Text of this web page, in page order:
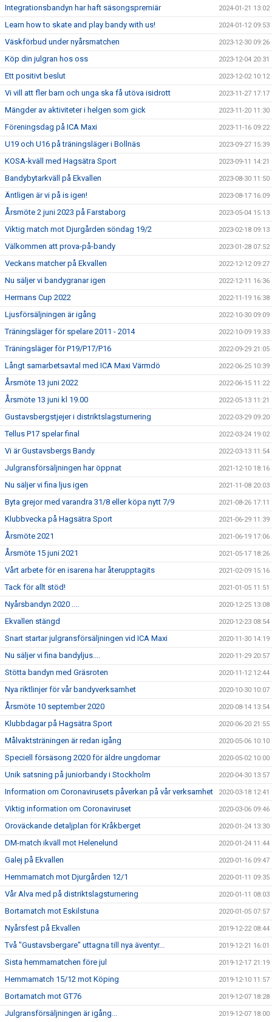
Integrationsbandyn har haft säsongspremiär 2024-01-21 13:02
Learn how to skate and play bandy with us! 2024-01-12 09:53
Väskförbud under nyårsmatchen 2023-12-30 09:26
Köp din julgran hos oss 2023-12-04 20:31
Ett positivt beslut 2023-12-02 10:12
Vi vill att fler barn och unga ska få utöva isidrott 2023-11-27 17:17
Mängder av aktiviteter i helgen som gick 2023-11-20 11:30
Föreningsdag på ICA Maxi 2023-11-16 09:22
U19 och U16 på träningsläger i Bollnäs 2023-09-27 15:39
KOSA-kväll med Hagsätra Sport 2023-09-11 14:21
Bandybytarkväll på Ekvallen 2023-08-30 11:50
Äntligen är vi på is igen! 2023-08-17 16:09
Årsmöte 2 juni 2023 på Farstaborg 2023-05-04 15:13
Viktig match mot Djurgården söndag 19/2 2023-02-18 09:13
Välkommen att prova-på-bandy 2023-01-28 07:52
Veckans matcher på Ekvallen 2022-12-12 09:27
Nu säljer vi bandygranar igen 2022-12-11 16:36
Hermans Cup 2022 2022-11-19 16:38
Ljusförsäljningen är igång 2022-10-30 09:09
Träningsläger för spelare 2011 - 2014 2022-10-09 19:33
Träningsläger för P19/P17/P16 2022-09-29 21:05
Långt samarbetsavtal med ICA Maxi Värmdö 2022-06-25 10:39
Årsmöte 13 juni 2022 2022-06-15 11:22
Årsmöte 13 juni kl 19.00 2022-05-13 11:21
Gustavsbergstjejer i distriktslagsturnering 2022-03-29 09:20
Tellus P17 spelar final 2022-03-24 19:02
Vi är Gustavsbergs Bandy 2022-03-13 11:54
Julgransförsäljningen har öppnat 2021-12-10 18:16
Nu säljer vi fina ljus igen 2021-11-08 20:03
Byta grejor med varandra 31/8 eller köpa nytt 7/9 2021-08-26 17:11
Klubbvecka på Hagsätra Sport 2021-06-29 11:39
Årsmöte 2021 2021-06-19 17:06
Årsmöte 15 juni 2021 2021-05-17 18:26
Vårt arbete för en isarena har återupptagits 2021-02-09 15:16
Tack för allt stöd! 2021-01-05 11:51
Nyårsbandyn 2020 .... 2020-12-25 13:08
Ekvallen stängd 2020-12-23 08:54
Snart startar julgransförsäljningen vid ICA Maxi 2020-11-30 14:19
Nu säljer vi fina bandyljus.... 2020-11-29 20:57
Stötta bandyn med Gräsroten 2020-11-12 12:44
Nya riktlinjer för vår bandyverksamhet 2020-10-30 10:07
Årsmöte 10 september 2020 2020-08-14 13:54
Klubbdagar på Hagsätra Sport 2020-06-20 21:55
Målvaktsträningen är redan igång 2020-05-06 10:10
Speciell försäsong 2020 för äldre ungdomar 2020-05-02 10:00
Unik satsning på juniorbandy i Stockholm 2020-04-30 13:57
Information om Coronavirusets påverkan på vår verksamhet 2020-03-18 12:41
Viktig information om Coronaviruset 2020-03-06 09:46
Oroväckande detaljplan för Kråkberget 2020-01-24 13:30
DM-match ikväll mot Helenelund 2020-01-24 11:44
Galej på Ekvallen 2020-01-16 09:47
Hemmamatch mot Djurgården 12/1 2020-01-11 09:35
Vår Alva med på distriktslagsturnering 2020-01-11 08:03
Bortamatch mot Eskilstuna 2020-01-05 07:57
Nyårsfest på Ekvallen 2019-12-22 08:44
Två "Gustavsbergare" uttagna till nya äventyr... 2019-12-21 16:01
Sista hemmamatchen före jul 2019-12-17 21:19
Hemmamatch 15/12 mot Köping 2019-12-10 11:57
Bortamatch mot GT76 2019-12-07 18:28
Julgransförsäljningen är igång... 2019-12-07 18:00